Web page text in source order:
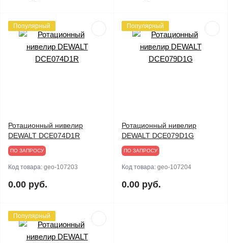
Популярный
Ротационный нивелир
DEWALT DCE074D1R
ПО ЗАПРОСУ
Код товара: geo-107203
0.00 руб.
Популярный
Ротационный нивелир
DEWALT DCE079D1G
ПО ЗАПРОСУ
Код товара: geo-107204
0.00 руб.
Популярный